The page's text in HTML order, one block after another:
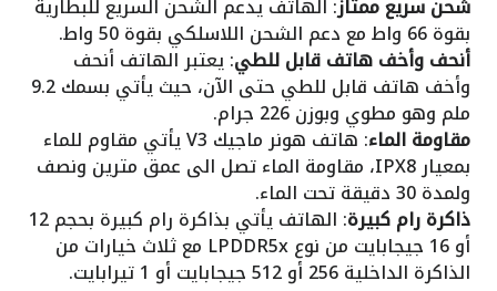
بقوة 66 واط مع دعم الشحن اللاسلكي بقوة 50 واط.
أنحف وأخف هاتف قابل للطي: يعتبر الهاتف أنحف
وأخف هاتف قابل للطي حتى الآن، حيث يأتي بسمك 9.2
ملم وهو مطوي وبوزن 226 جرام.
مقاومة الماء : هاتف هونر ماجيك V3 يأتي مقاوم للماء
بمعيار IPX8، مقاومة الماء تصل الى عمق مترين ونصف
ولمدة 30 دقيقة تحت الماء.
ذاكرة رام كبيرة : الهاتف يأتي بذاكرة رام كبيرة بحجم 12
أو 16 جيجابايت من نوع LPDDR5x مع ثلاث خيارات من
الذاكرة الداخلية 256 أو 512 جيجابايت أو 1 تيرابايت.